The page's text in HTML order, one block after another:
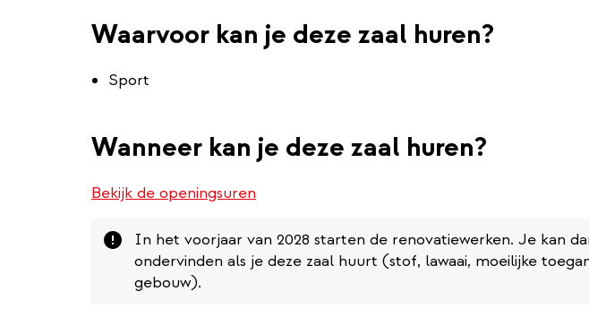
Waarvoor kan je deze zaal huren?
Sport
Wanneer kan je deze zaal huren?
Bekijk de openingsuren
Attention
In het voorjaar van 2028 starten de renovatiewerken. Je kan
ondervinden als je deze zaal huurt (stof, lawaai, moeilijke
gebouw).